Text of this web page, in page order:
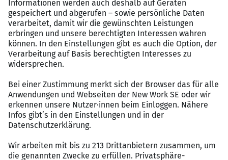
Du verbindest dein praktisches Wissen und deine
analytische Stärke an der Schnittstelle von Innovation
und Umsetzung.✓ Zukunft mitgestalten: Du entwickelst
neue Produkte und Standards von morgen – mit dem
“Herz auf der Baustelle” und dem “Kopf im Tech-
Team”.✓ Interdisziplinäre Teamarbeit: Du arbeitest
gemeinsam mit Kolleg:innen aus verschiedenen
Fachbereichen an wirkungsvollen Lösungen.✓ Fokus
aufs Machen: Du übernimmst keine klassische
Managementfunktion, sondern eine aktive
Schlüsselrolle als Gestalter:in für innovative Ideen
abseits des Standards.✓ Deine neuen Kolleg:innen in
Deiner Region aus dem Elektro- und SHK-Bereich